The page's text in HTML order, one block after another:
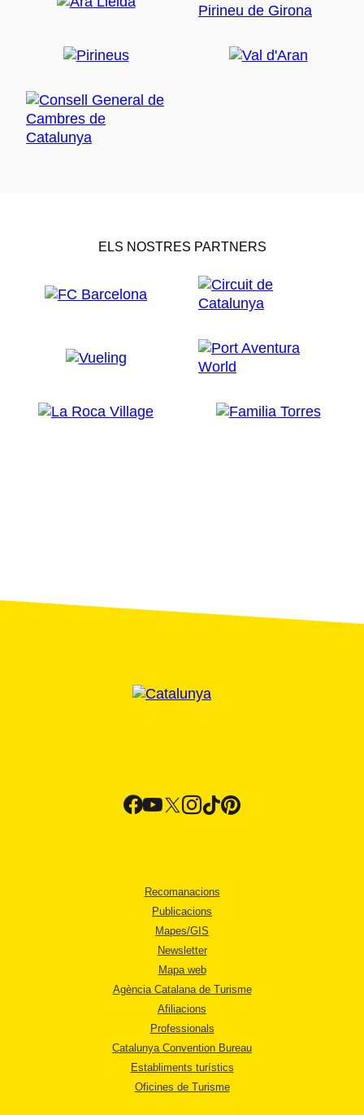
ELS NOSTRES PARTNERS
Recomanacions
Publicacions
Mapes/GIS
Newsletter
Mapa web
Agència Catalana de Turisme
Afiliacions
Professionals
Catalunya Convention Bureau
Establiments turístics
Oficines de Turisme